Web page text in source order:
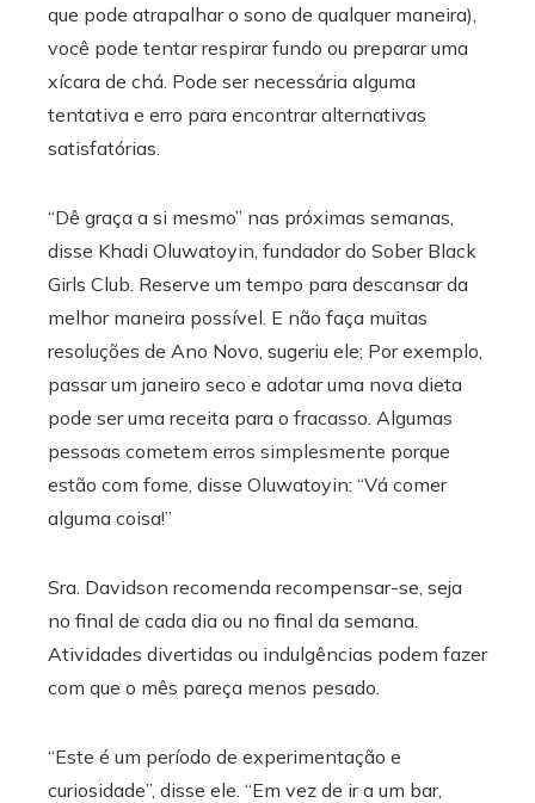
que pode atrapalhar o sono de qualquer maneira),
você pode tentar respirar fundo ou preparar uma
xícara de chá. Pode ser necessária alguma
tentativa e erro para encontrar alternativas
satisfatórias.
“Dê graça a si mesmo” nas próximas semanas,
disse Khadi Oluwatoyin, fundador do Sober Black
Girls Club. Reserve um tempo para descansar da
melhor maneira possível. E não faça muitas
resoluções de Ano Novo, sugeriu ele; Por exemplo,
passar um janeiro seco e adotar uma nova dieta
pode ser uma receita para o fracasso. Algumas
pessoas cometem erros simplesmente porque
estão com fome, disse Oluwatoyin: “Vá comer
alguma coisa!”
Sra. Davidson recomenda recompensar-se, seja
no final de cada dia ou no final da semana.
Atividades divertidas ou indulgências podem fazer
com que o mês pareça menos pesado.
“Este é um período de experimentação e
curiosidade”, disse ele. “Em vez de ir a um bar,